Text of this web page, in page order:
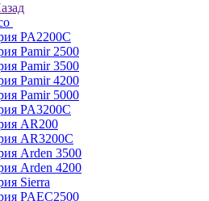
PA2200C
Pamir 2500
Pamir 3500
Pamir 4200
Pamir 5000
PA3200C
AR200
AR3200C
Arden 3500
Arden 4200
Sierra
PAEC2500